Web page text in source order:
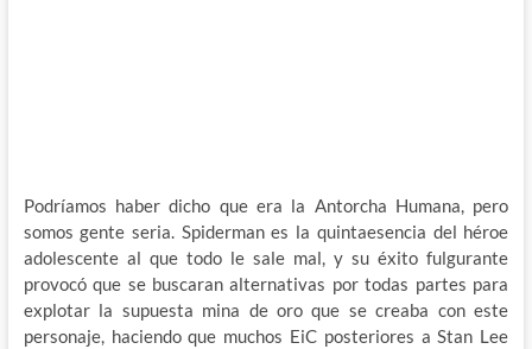
Podríamos haber dicho que era la Antorcha Humana, pero
somos gente seria. Spiderman es la quintaesencia del héroe
adolescente al que todo le sale mal, y su éxito fulgurante
provocó que se buscaran alternativas por todas partes para
explotar la supuesta mina de oro que se creaba con este
personaje, haciendo que muchos EiC posteriores a Stan Lee